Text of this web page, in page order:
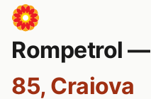
Rompetrol —
85, Craiova